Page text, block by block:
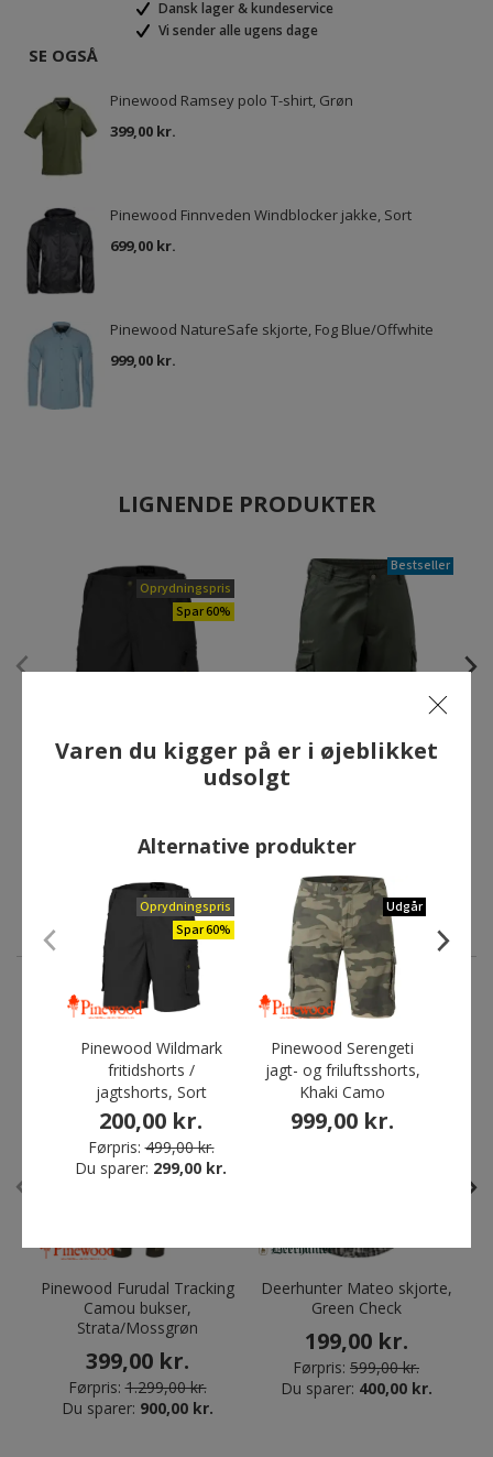
Dansk lager & kundeservice
Vi sender alle ugens dage
SE OGSÅ
Pinewood Ramsey polo T-shirt, Grøn
399,00 kr.
Pinewood Finnveden Windblocker jakke, Sort
699,00 kr.
Pinewood NatureSafe skjorte, Fog Blue/Offwhite
999,00 kr.
LIGNENDE PRODUKTER
Oprydningspris
Spar 60%
Pinewood Wildmark
fritidshorts / jagtshorts,
200,00 kr.
Du sparer:299,00 kr.
Bestseller
Deerhunter Atlas shorts,
ANDRE HAR OGSÅ KØBT
Spar 69%
Pinewood Furudal Tracking
Camou bukser,
Strata/Mossgrøn
399,00 kr.
Førpris: 1.299,00 kr.
Du sparer: 900,00 kr.
Deerhunter Mateo skjorte,
Green Check
199,00 kr.
Førpris: 599,00 kr.
Du sparer: 400,00 kr.
Varen du kigger på er i øjeblikket
udsolgt
Alternative produkter
Oprydningspris
Spar 60%
Pinewood Wildmark
fritidshorts /
jagtshorts, Sort
200,00 kr.
Førpris: 499,00 kr.
Du sparer: 299,00 kr.
Udgår
Pinewood Serengeti
jagt- og friluftsshorts,
Khaki Camo
999,00 kr.